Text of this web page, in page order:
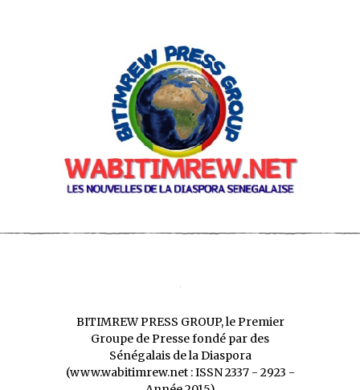
BITIMREW PRESS GROUP, le Premier
Groupe de Presse fondé par des
Sénégalais de la Diaspora
(www.wabitimrew.net : ISSN 2337 - 2923 -